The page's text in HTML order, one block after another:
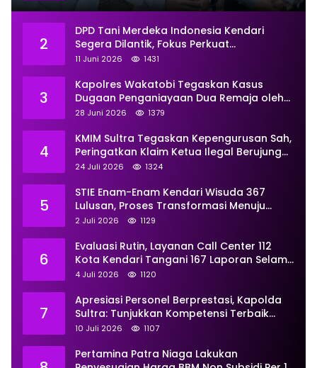
2
DPD Tani Merdeka Indonesia Kendari
Segera Dilantik, Fokus Perkuat
Pemberdayaan
11 Juni 2026 1431
3
Kapolres Wakatobi Tegaskan Kasus
Dugaan Penganiayaan Dua Remaja oleh
Dua Anggota Ditangani Secara
28 Juni 2026 1379
4
KMIM Sultra Tegaskan Kepengurusan Sah,
Peringatkan Klaim Ketua Ilegal Berujung
Proses Hukum
24 Juli 2026 1324
5
STIE Enam-Enam Kendari Wisuda 367
Lulusan, Proses Transformasi Menuju
Universitas Resmi Diterima
2 Juli 2026 1129
6
Evaluasi Rutin, Layanan Call Center 112
Kota Kendari Tangani 167 Laporan Selama
Juni
4 Juli 2026 1120
7
Apresiasi Personel Berprestasi, Kapolda
Sultra: Tunjukkan Kompetensi Terbaik
untuk Masyarakat
10 Juli 2026 1107
Pertamina Patra Niaga Lakukan